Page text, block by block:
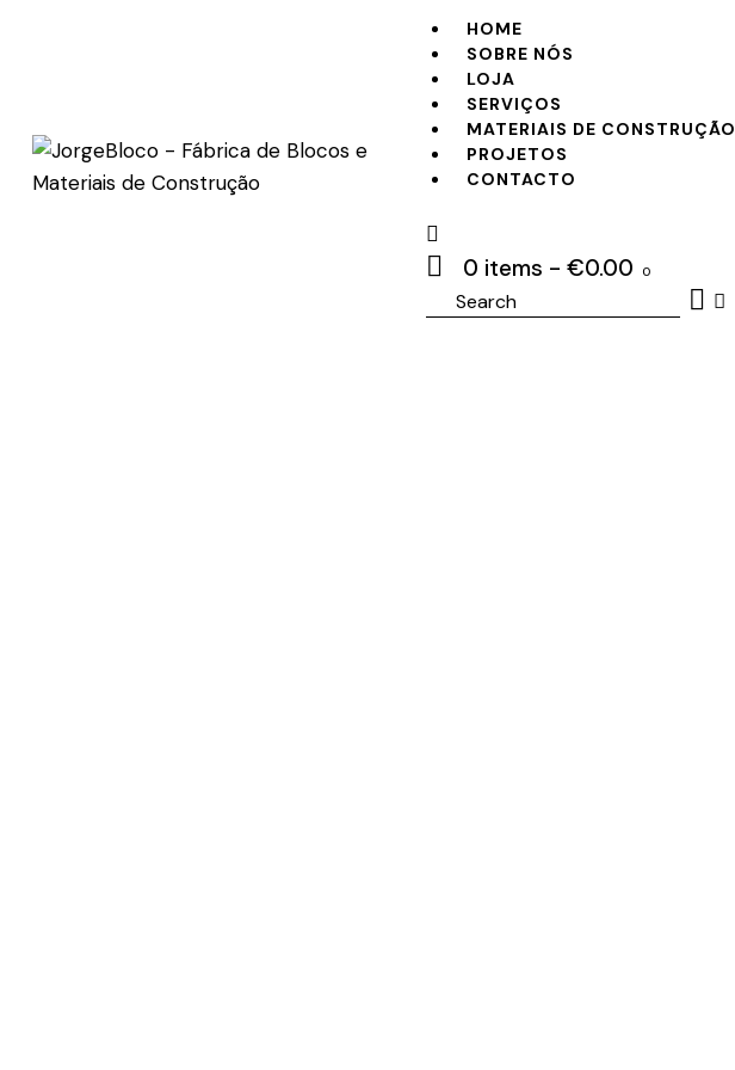
HOME
SOBRE NÓS
LOJA
SERVIÇOS
MATERIAIS DE CONSTRUÇÃO
PROJETOS
CONTACTO
0 items - €0.00 0
Search